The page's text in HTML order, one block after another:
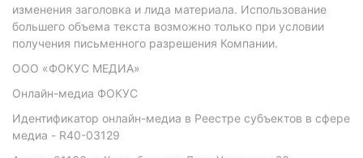
изменения заголовка и лида материала. Использование
большего объема текста возможно только при условии
получения письменного разрешения Компании.
ООО «ФОКУС МЕДИА»
Онлайн-медиа ФОКУС
Идентификатор онлайн-медиа в Реестре субъектов в сфере
медиа - R40-03129